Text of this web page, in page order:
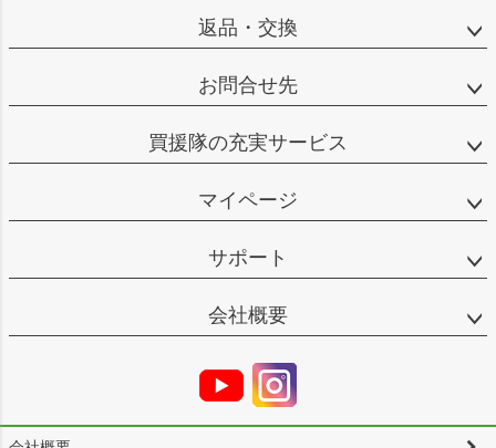
返品・交換
お問合せ先
買援隊の充実サービス
マイページ
サポート
会社概要